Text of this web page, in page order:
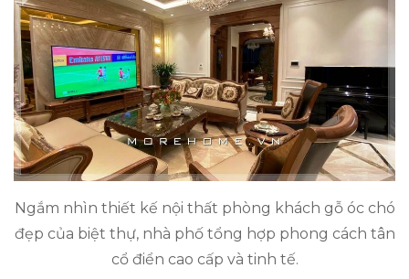
Ngắm nhìn thiết kế nội thất phòng khách gỗ óc chó
đẹp của biệt thự, nhà phố tổng hợp phong cách tân
cổ điển cao cấp và tinh tế.